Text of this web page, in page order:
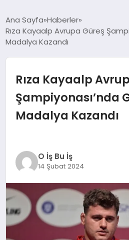
EKONOMİ
SPOR
Ana Sayfa Haberler
Rıza Kayaalp Avrupa Güreş
Madalya Kazandı
Rıza Kayaalp
Şampiyonası’nda
Madalya Kazandı
O İş Bu İş
14 Şubat 2024